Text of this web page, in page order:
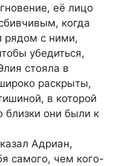
её лицо
когда
рядом с ними,
убедиться,
стояла в
раскрыты,
в которой
близки они были к
Адриан,
самого, чем кого-